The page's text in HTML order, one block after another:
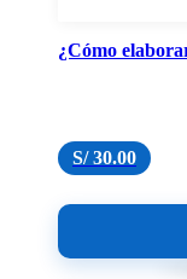
¿Cómo
S/30.00